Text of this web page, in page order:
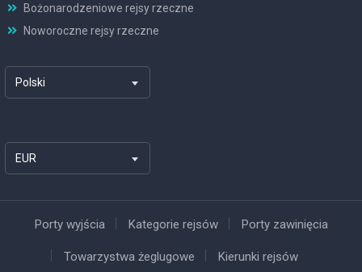
Bożonarodzeniowe rejsy rzeczne
Noworoczne rejsy rzeczne
Polski
EUR
Porty wyjścia Kategorie rejsów Porty zawinięcia
Towarzystwa żeglugowe Kierunki rejsów